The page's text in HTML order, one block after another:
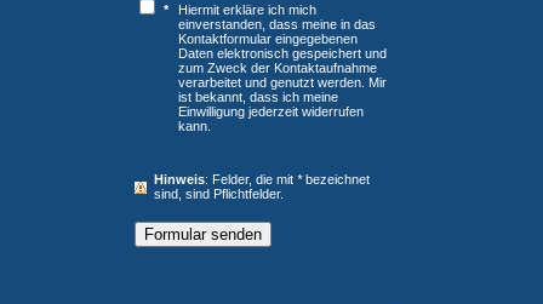
*
Hiermit erkläre ich mich
einverstanden, dass meine in das
Kontaktformular eingegebenen
Daten elektronisch gespeichert und
zum Zweck der Kontaktaufnahme
verarbeitet und genutzt werden. Mir
ist bekannt, dass ich meine
Einwilligung jederzeit widerrufen
kann.
Hinweis : Felder, die mit*bezeichnet
sind, sind Pflichtfelder.